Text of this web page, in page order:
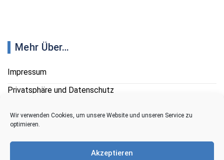
Wir verwenden Cookies, um unsere Website und unseren Service zu
optimieren.
Akzeptieren
Mehr Über…
Impressum
Privatsphäre und Datenschutz